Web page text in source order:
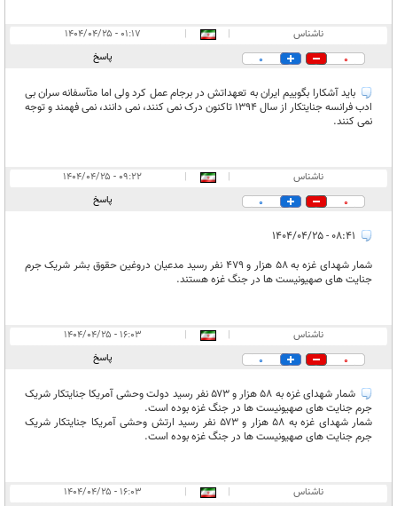
ناشناس |
|
۰۱:۱۷ - ۱۴۰۴/۰۴/۲۵
0
0 پاسخ
باید آشکارا بگوییم ایران به تعهداتش در برجام عمل کرد ولی اما متآسفانه سران بی
ادب فرانسه جنایتکار از سال 1394 تاکنون درک نمی کنند، نمی دانند، نمی فهمند و توجه
نمی کنند.
ناشناس |
|
۰۹:۲۲ - ۱۴۰۴/۰۴/۲۵
0
0 پاسخ
شمار شهدای غزه به ۵۸ هزار و ۴۷۹ نفر رسید مدعیان دروغین حقوق بشر شریک جرم
جنایت های صهیونیست ها در جنگ غزه هستند.
ناشناس |
|
۱۶:۰۳ - ۱۴۰۴/۰۴/۲۵
0
0 پاسخ
شمار شهدای غزه به ۵۸ هزار و ۵۷۳ نفر رسید دولت وحشی آمریکا جنایتکار شریک
جرم جنایت های صهیونیست ها در جنگ غزه بوده است.
شمار شهدای غزه به ۵۸ هزار و ۵۷۳ نفر رسید ارتش وحشی آمریکا جنایتکار شریک
جرم جنایت های صهیونیست ها در جنگ غزه بوده است.
ناشناس |
|
۱۶:۰۳ - ۱۴۰۴/۰۴/۲۵